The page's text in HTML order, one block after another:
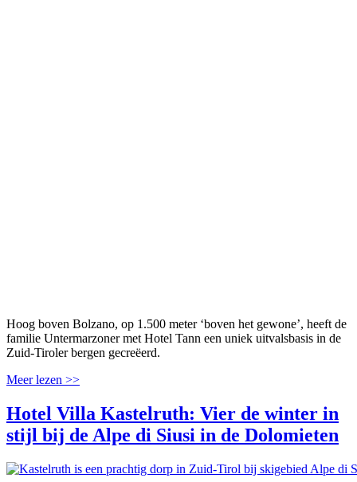
Hoog boven Bolzano, op 1.500 meter ‘boven het gewone’, heeft de
familie Untermarzoner met Hotel Tann een uniek uitvalsbasis in de
Zuid-Tiroler bergen gecreëerd.
Meer lezen >>
Hotel Villa Kastelruth: Vier de winter in
stijl bij de Alpe di Siusi in de Dolomieten